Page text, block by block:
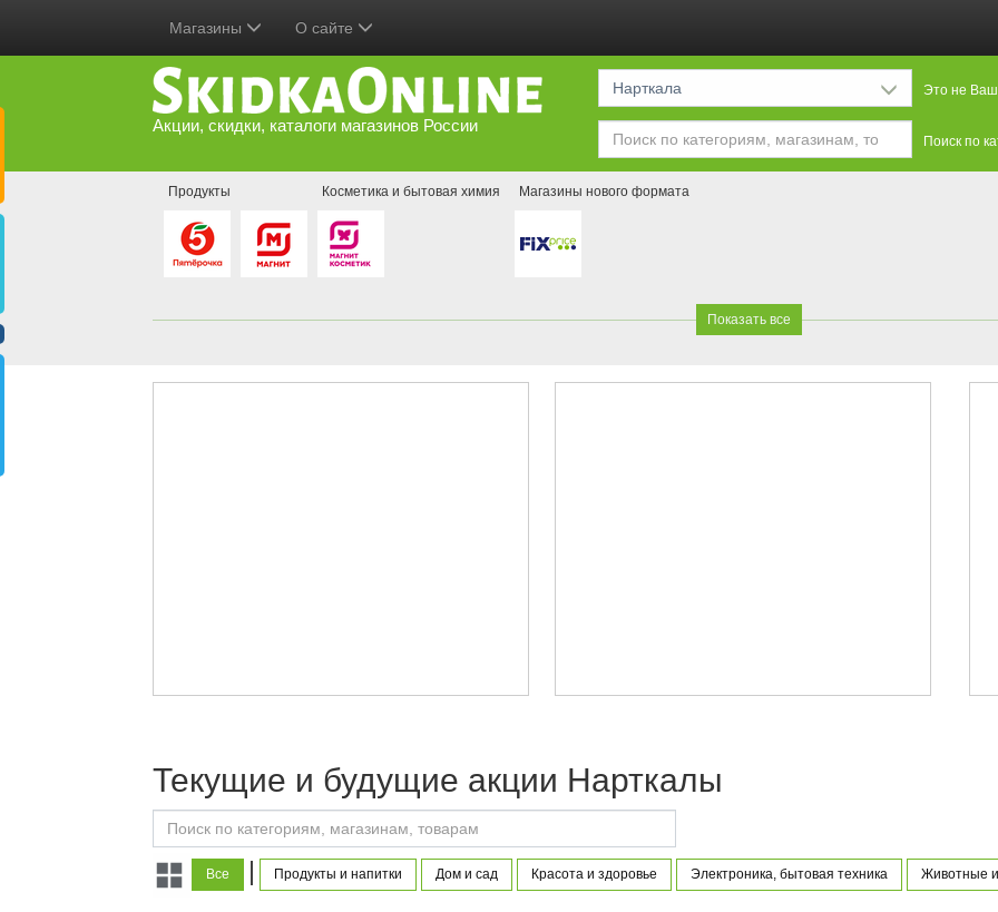
Магазины О сайте
Акции, скидки, каталоги магазинов России
Нарткала Это не Ваш
Поиск по
Продукты Косметика и бытовая химия Магазины нового формата
Показать все
Текущие и будущие акции Нарткалы
Все | Продукты и напитки Дом и сад Красота и здоровье Электроника, бытовая техника Животные